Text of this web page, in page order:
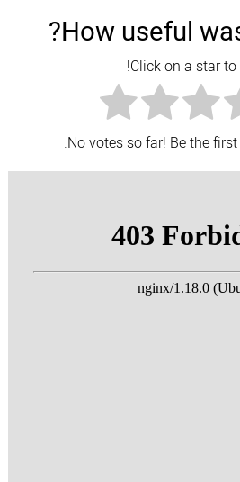
How useful
Click on a star to
No votes so far! Be the